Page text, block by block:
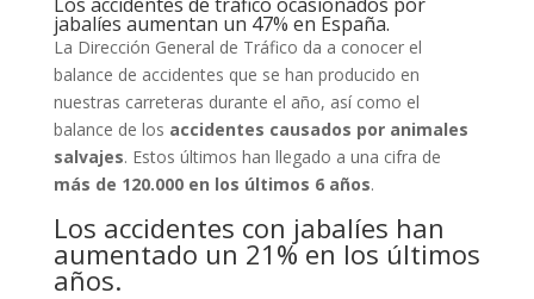
jabalíes aumentan un 47% en España.
La Dirección General de Tráfico da a conocer el
balance de accidentes que se han producido en
nuestras carreteras durante el año, así como el
balance de los accidentes causados por animales
salvajes. Estos últimos han llegado a una cifra de
más de 120.000 en los últimos 6 años.
Los accidentes con jabalíes han
aumentado un 21% en los últimos
años.